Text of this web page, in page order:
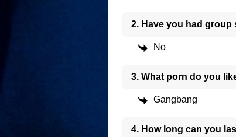
2. Have you had group
No
3. What porn do you
Gangbang
4. How long can you